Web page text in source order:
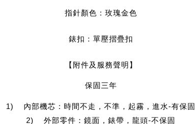
指針顏色：玫瑰金色
錶扣：單壓摺疊扣
【附件及服務聲明】
保固三年
1) 內部機芯：時間不走，不準，起霧，進水-有保固
2) 外部零件：鏡面，錶帶，龍頭-不保固